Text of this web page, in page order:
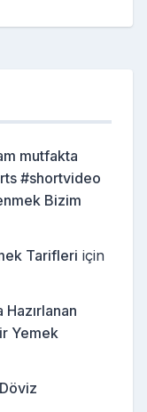
mutfakta
#shortvideo
Bizim
Tarifleri için
Yemek
Döviz